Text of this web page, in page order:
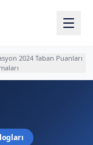
2024 Taban Puanları